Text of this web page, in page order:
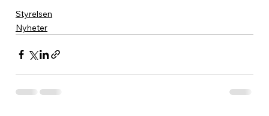
Styrelsen
Nyheter